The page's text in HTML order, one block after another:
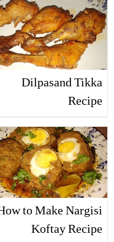
بالائی سے گھی نکالنے کا
آسان طریقہ
Dilpasand Tikka
Recipe
to Make Nargisi
Koftay Recipe